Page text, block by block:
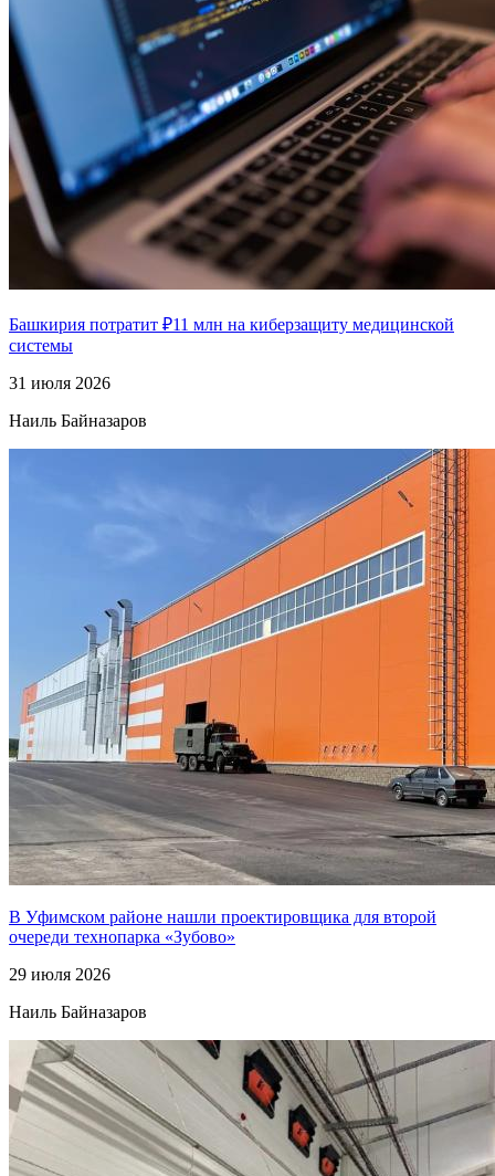
Башкирия потратит ₽11 млн на киберзащиту медицинской
системы
31 июля 2026
Наиль Байназаров
В Уфимском районе нашли проектировщика для второй
очереди технопарка «Зубово»
29 июля 2026
Наиль Байназаров